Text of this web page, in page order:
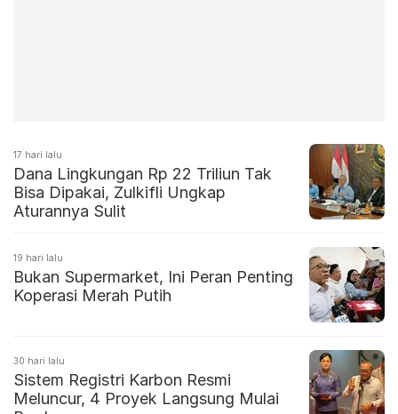
17 hari lalu
Dana Lingkungan Rp 22 Triliun Tak
Bisa Dipakai, Zulkifli Ungkap
Aturannya Sulit
19 hari lalu
Bukan Supermarket, Ini Peran Penting
Koperasi Merah Putih
30 hari lalu
Sistem Registri Karbon Resmi
Meluncur, 4 Proyek Langsung Mulai